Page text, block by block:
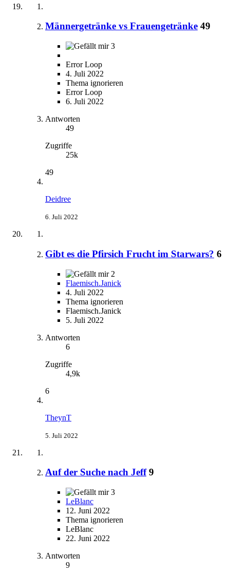
Männergetränke vs Frauengetränke 49
3
Error Loop
4. Juli 2022
Thema ignorieren
Error Loop
6. Juli 2022
Antworten
49
Zugriffe
25k
49
Deidree
6. Juli 2022
Gibt es die Pfirsich Frucht im Starwars? 6
2
Flaemisch.Janick
4. Juli 2022
Thema ignorieren
Flaemisch.Janick
5. Juli 2022
Antworten
6
Zugriffe
4,9k
6
TheynT
5. Juli 2022
Auf der Suche nach Jeff 9
3
LeBlanc
12. Juni 2022
Thema ignorieren
LeBlanc
22. Juni 2022
Antworten
9